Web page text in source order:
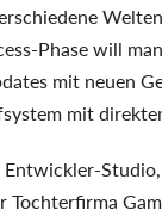
Phase will
mit neuen
mit
Tochterfirma